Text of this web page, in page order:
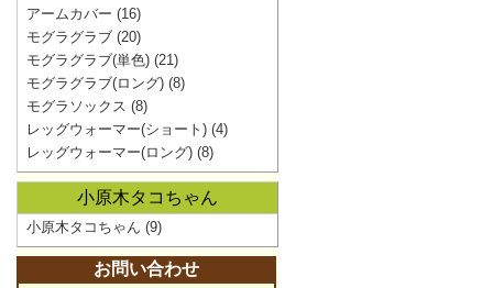
アームカバー (16)
モグラグラブ (20)
モグラグラブ(単色) (21)
モグラグラブ(ロング) (8)
モグラソックス (8)
レッグウォーマー(ショート) (4)
レッグウォーマー(ロング) (8)
小原木タコちゃん
小原木タコちゃん (9)
お問い合わせ